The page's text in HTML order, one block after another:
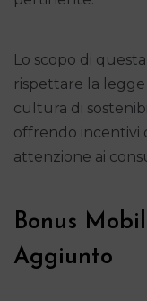
Lo scopo di
rispettare la
cultura di
offrendo incentivi
attenzione ai
Bonus
Aggiunto